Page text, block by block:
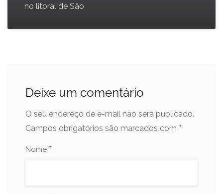
no litoral de São
Deixe um comentário
O seu endereço de e-mail não será publicado.
Campos obrigatórios são marcados com *
Nome *